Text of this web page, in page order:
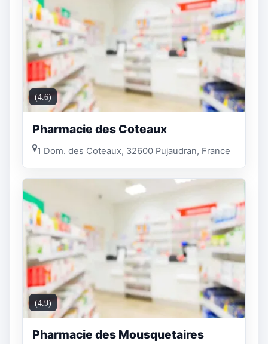
(4.6)
Pharmacie des Coteaux
1 Dom. des Coteaux, 32600 Pujaudran, France
(4.9)
Pharmacie des Mousquetaires